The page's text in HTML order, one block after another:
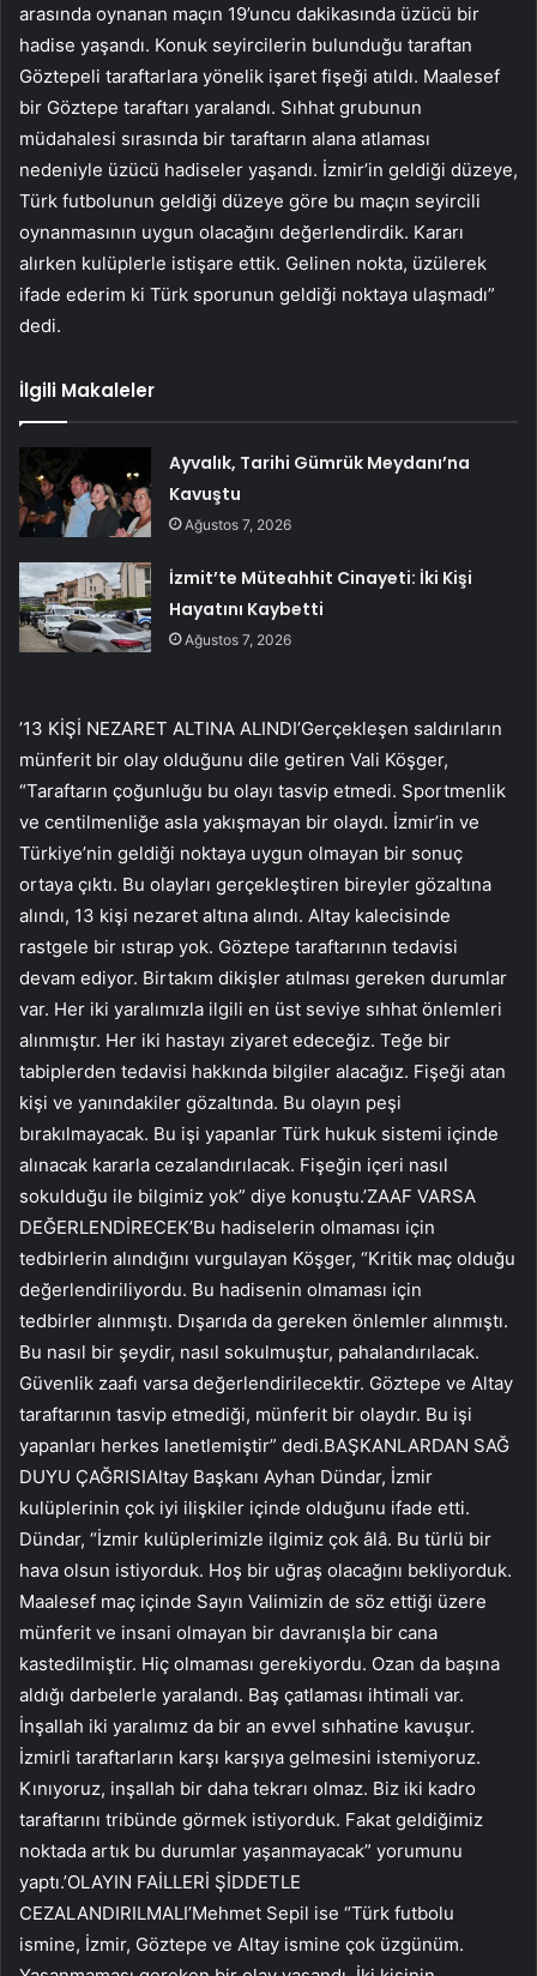
arasında oynanan maçın 19’uncu dakikasında üzücü bir
hadise yaşandı. Konuk seyircilerin bulunduğu taraftan
Göztepeli taraftarlara yönelik işaret fişeği atıldı. Maalesef
bir Göztepe taraftarı yaralandı. Sıhhat grubunun
müdahalesi sırasında bir taraftarın alana atlaması
nedeniyle üzücü hadiseler yaşandı. İzmir’in geldiği düzeye,
Türk futbolunun geldiği düzeye göre bu maçın seyircili
oynanmasının uygun olacağını değerlendirdik. Kararı
alırken kulüplerle istişare ettik. Gelinen nokta, üzülerek
ifade ederim ki Türk sporunun geldiği noktaya ulaşmadı”
dedi.
İlgili Makaleler
Ayvalık, Tarihi Gümrük Meydanı’na
Kavuştu
Ağustos 7, 2026
İzmit’te Müteahhit Cinayeti: İki Kişi
Hayatını Kaybetti
Ağustos 7, 2026
’13 KİŞİ NEZARET ALTINA ALINDI’Gerçekleşen saldırıların
münferit bir olay olduğunu dile getiren Vali Köşger,
“Taraftarın çoğunluğu bu olayı tasvip etmedi. Sportmenlik
ve centilmenliğe asla yakışmayan bir olaydı. İzmir’in ve
Türkiye’nin geldiği noktaya uygun olmayan bir sonuç
ortaya çıktı. Bu olayları gerçekleştiren bireyler gözaltına
alındı, 13 kişi nezaret altına alındı. Altay kalecisinde
rastgele bir ıstırap yok. Göztepe taraftarının tedavisi
devam ediyor. Birtakım dikişler atılması gereken durumlar
var. Her iki yaralımızla ilgili en üst seviye sıhhat önlemleri
alınmıştır. Her iki hastayı ziyaret edeceğiz. Teğe bir
tabiplerden tedavisi hakkında bilgiler alacağız. Fişeği atan
kişi ve yanındakiler gözaltında. Bu olayın peşi
bırakılmayacak. Bu işi yapanlar Türk hukuk sistemi içinde
alınacak kararla cezalandırılacak. Fişeğin içeri nasıl
sokulduğu ile bilgimiz yok” diye konuştu.’ZAAF VARSA
DEĞERLENDİRECEK’Bu hadiselerin olmaması için
tedbirlerin alındığını vurgulayan Köşger, “Kritik maç olduğu
değerlendiriliyordu. Bu hadisenin olmaması için
tedbirler alınmıştı. Dışarıda da gereken önlemler alınmıştı.
Bu nasıl bir şeydir, nasıl sokulmuştur, pahalandırılacak.
Güvenlik zaafı varsa değerlendirilecektir. Göztepe ve Altay
taraftarının tasvip etmediği, münferit bir olaydır. Bu işi
yapanları herkes lanetlemiştir” dedi.BAŞKANLARDAN SAĞ
DUYU ÇAĞRISIAltay Başkanı Ayhan Dündar, İzmir
kulüplerinin çok iyi ilişkiler içinde olduğunu ifade etti.
Dündar, “İzmir kulüplerimizle ilgimiz çok âlâ. Bu türlü bir
hava olsun istiyorduk. Hoş bir uğraş olacağını bekliyorduk.
Maalesef maç içinde Sayın Valimizin de söz ettiği üzere
münferit ve insani olmayan bir davranışla bir cana
kastedilmiştir. Hiç olmaması gerekiyordu. Ozan da başına
aldığı darbelerle yaralandı. Baş çatlaması ihtimali var.
İnşallah iki yaralımız da bir an evvel sıhhatine kavuşur.
İzmirli taraftarların karşı karşıya gelmesini istemiyoruz.
Kınıyoruz, inşallah bir daha tekrarı olmaz. Biz iki kadro
taraftarını tribünde görmek istiyorduk. Fakat geldiğimiz
noktada artık bu durumlar yaşanmayacak” yorumunu
yaptı.’OLAYIN FAİLLERİ ŞİDDETLE
CEZALANDIRILMALI’Mehmet Sepil ise “Türk futbolu
ismine, İzmir, Göztepe ve Altay ismine çok üzgünüm.